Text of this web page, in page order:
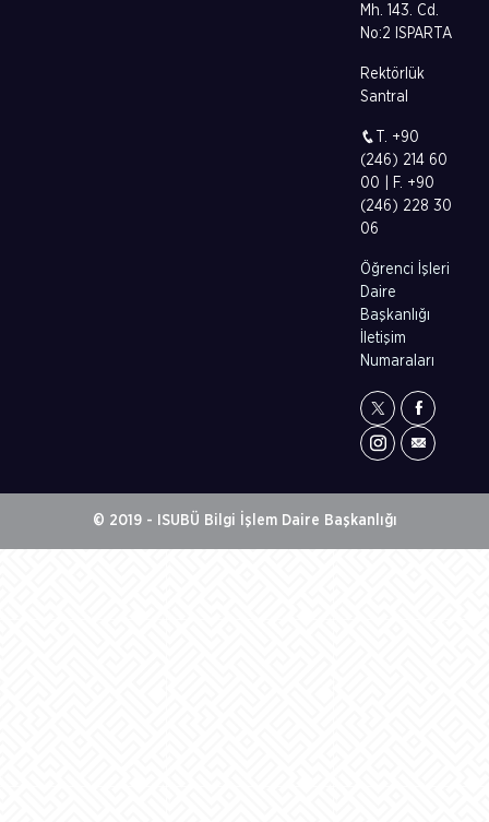
Mh. 143. Cd.
No:2 ISPARTA
Rektörlük
Santral
T. +90
(246) 214 60
00 | F. +90
(246) 228 30
06
Öğrenci İşleri
Daire
Başkanlığı
İletişim
Numaraları
© 2019 - ISUBÜ Bilgi İşlem Daire Başkanlığı